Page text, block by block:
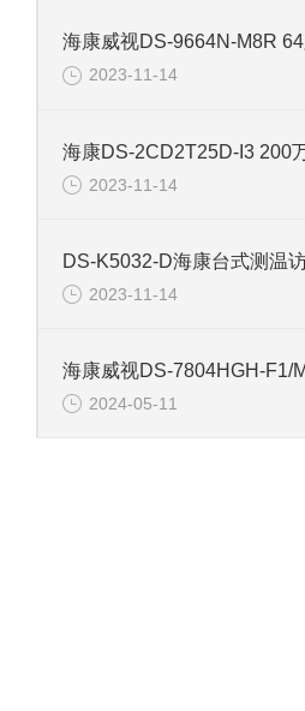
2023-11-14
2023-11-14
2023-11-14
2024-05-11